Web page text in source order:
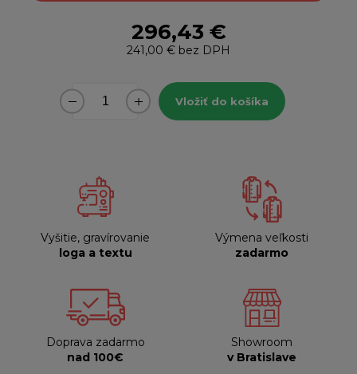
296,43 €
241,00 € bez DPH
Vložiť do košíka
Vyšitie, gravírovanie
loga a textu
Výmena veľkosti
zadarmo
Doprava zadarmo
nad 100€
Showroom
v Bratislave